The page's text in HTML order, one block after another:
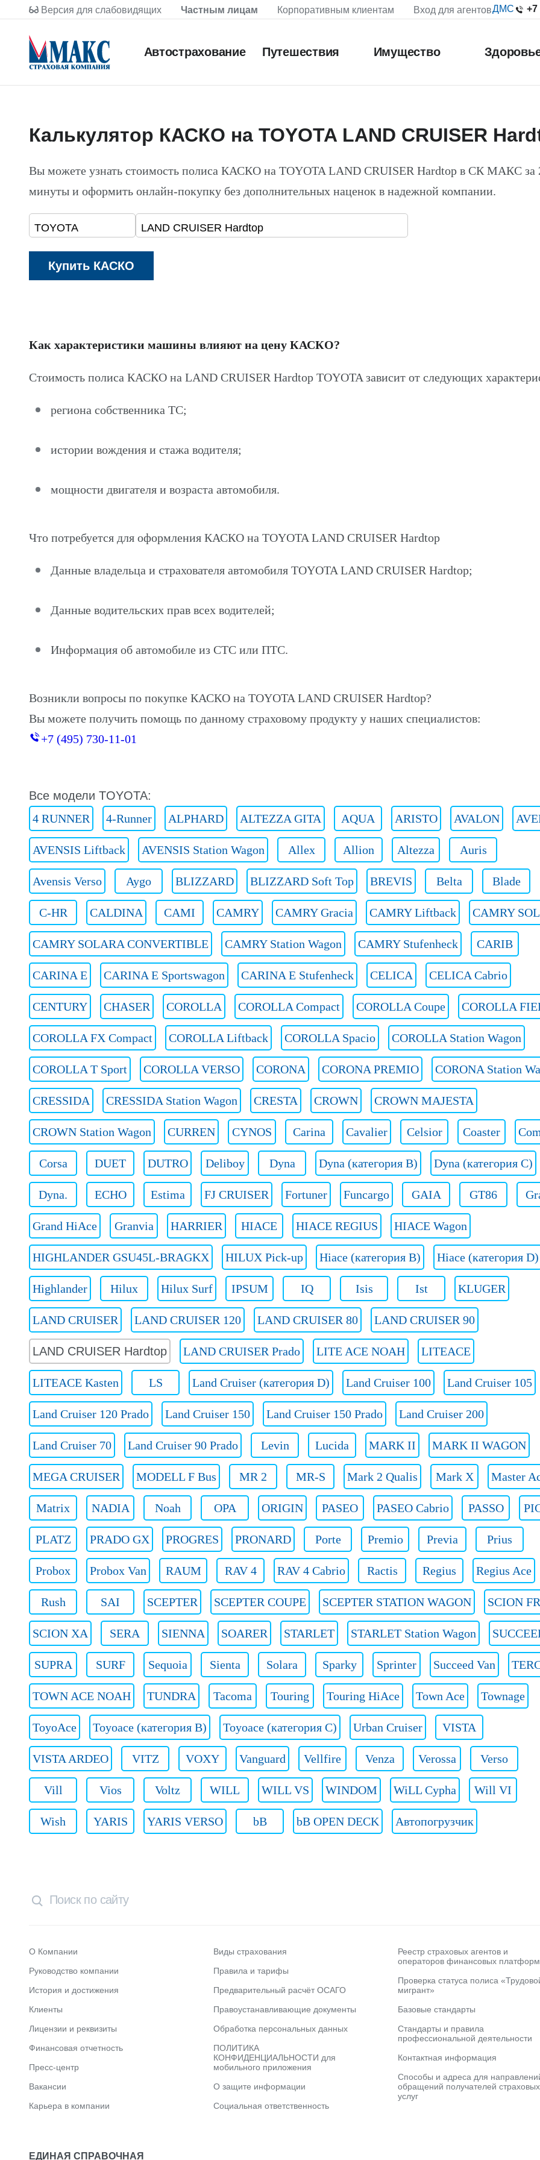
Версия для слабовидящих Частным лицам Корпоративным клиентам Вход для агентовДМС +7
Автострахование Путешествия Имущество
Калькулятор КАСКО на TOYOTA LAND CRUISER
Вы можете узнать стоимость полиса КАСКО на TOYOTA LAND CRUISER Hardtop в СК МАКС за
минуты и оформить онлайн-покупку без дополнительных наценок в надежной компании.
Как характеристики машины влияют на цену КАСКО?
Стоимость полиса КАСКО на LAND CRUISER Hardtop TOYOTA зависит от следующих
региона собственника ТС;
истории вождения и стажа водителя;
мощности двигателя и возраста автомобиля.
Что потребуется для оформления КАСКО на TOYOTA LAND CRUISER Hardtop
Данные владельца и страхователя автомобиля TOYOTA LAND CRUISER Hardtop;
Данные водительских прав всех водителей;
Информация об автомобиле из СТС или ПТС.
Возникли вопросы по покупке КАСКО на TOYOTA LAND CRUISER Hardtop?
Вы можете получить помощь по данному страховому продукту у наших специалистов:
+7 (495) 730-11-01
Все модели TOYOTA:
4 RUNNER
4-Runner ALPHARD ALTEZZA GITA AQUA ARISTO AVALON
AVENSIS Liftback AVENSIS Station Wagon Allex Allion Altezza Auris
Avensis Verso Aygo BLIZZARD BLIZZARD Soft Top BREVIS Belta Blade
C-HR CALDINA CAMI CAMRY CAMRY Gracia CAMRY Liftback CAMRY
CAMRY SOLARA CONVERTIBLE CAMRY Station Wagon CAMRY Stufenheck CARIB
CARINA E CARINA E Sportswagon CARINA E Stufenheck CELICA CELICA Cabrio
CENTURY CHASER COROLLA COROLLA Compact COROLLA Coupe COROLLA
COROLLA FX Compact COROLLA Liftback COROLLA Spacio COROLLA Station Wagon
COROLLA T Sport COROLLA VERSO CORONA CORONA PREMIO CORONA Station
CRESSIDA CRESSIDA Station Wagon CRESTA CROWN CROWN MAJESTA
CROWN Station Wagon CURREN CYNOS Carina Cavalier Celsior Coaster
Corsa DUET DUTRO Deliboy Dyna Dyna (категория B) Dyna (категория C)
Dyna. ECHO Estima FJ CRUISER Fortuner Funcargo GAIA GT86
Grand HiAce Granvia HARRIER HIACE HIACE REGIUS HIACE Wagon
HIGHLANDER GSU45L-BRAGKX HILUX Pick-up Hiace (категория B) Hiace (категория D)
Highlander Hilux Hilux Surf IPSUM IQ Isis Ist KLUGER
LAND CRUISER LAND CRUISER 120 LAND CRUISER 80 LAND CRUISER 90
LAND CRUISER Hardtop LAND CRUISER Prado LITE ACE NOAH LITEACE
LITEACE Kasten LS Land Cruiser (категория D) Land Cruiser 100 Land Cruiser 105
Land Cruiser 120 Prado Land Cruiser 150 Land Cruiser 150 Prado Land Cruiser 200
Land Cruiser 70 Land Cruiser 90 Prado Levin Lucida MARK II MARK II WAGON
MEGA CRUISER MODELL F Bus MR 2 MR-S Mark 2 Qualis Mark X Master
Matrix NADIA Noah OPA ORIGIN PASEO PASEO Cabrio PASSO
PLATZ PRADO GX PROGRES PRONARD Porte Premio Previa Prius
Probox Probox Van RAUM RAV 4 RAV 4 Cabrio Ractis Regius Regius Ace
Rush SAI SCEPTER SCEPTER COUPE SCEPTER STATION WAGON SCION
SCION XA SERA SIENNA SOARER STARLET STARLET Station Wagon
SUPRA SURF Sequoia Sienta Solara Sparky Sprinter Succeed Van
TOWN ACE NOAH TUNDRA Tacoma Touring Touring HiAce Town Ace Townage
ToyoAce Toyoace (категория B) Toyoace (категория C) Urban Cruiser VISTA
VISTA ARDEO VITZ VOXY Vanguard Vellfire Venza Verossa Verso
Vill Vios Voltz WILL WILL VS WINDOM WiLL Cypha Will VI
Wish YARIS YARIS VERSO bB bB OPEN DECK Автопогрузчик
О Компании
Руководство компании
История и достижения
Клиенты
Лицензии и реквизиты
Финансовая отчетность
Пресс-центр
Вакансии
Карьера в компании
Виды страхования
Правила и тарифы
Предварительный расчёт ОСАГО
Правоустанавливающие документы
Обработка персональных данных
ПОЛИТИКА
КОНФИДЕНЦИАЛЬНОСТИ для
мобильного приложения
О защите информации
Социальная ответственность
Реестр страховых агентов и
операторов финансовых платформ
Проверка статуса полиса
мигрант»
Базовые стандарты
Стандарты и правила
профессиональной деятельности
Контактная информация
Способы и адреса для
обращений получателей страховых
услуг
ЕДИНАЯ СПРАВОЧНАЯ